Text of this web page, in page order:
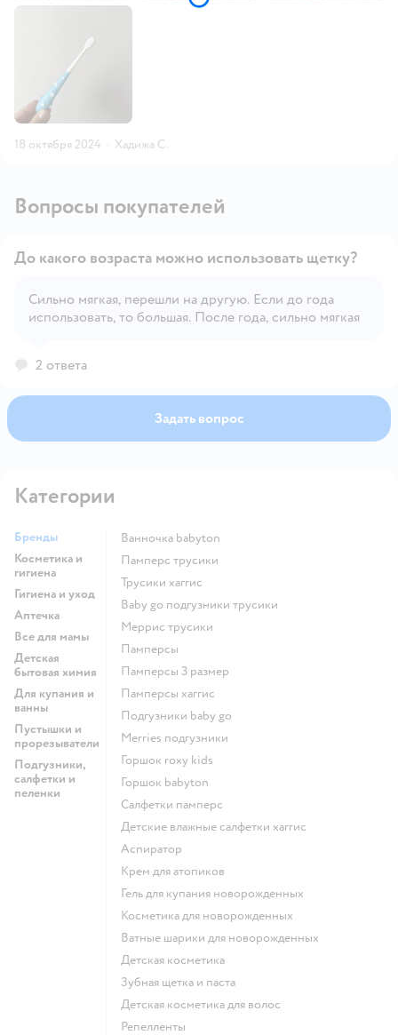
18 октября 2024 · Хадижа С.
Вопросы покупателей
Открыть вопрос
До какого возраста можно использовать щетку?
Сильно мягкая, перешли на другую. Если до года
использовать, то большая. После года, сильно мягкая
2 ответа
Задать вопрос
Категории
Бренды
Косметика и
гигиена
Гигиена и уход
Аптечка
Все для мамы
Детская
бытовая химия
Для купания и
ванны
Пустышки и
прорезыватели
Подгузники,
салфетки и
пеленки
ванночка babyton
памперс трусики
трусики хаггис
baby go подгузники трусики
меррис трусики
памперсы
памперсы 3 размер
памперсы хаггис
подгузники baby go
merries подгузники
горшок roxy kids
горшок babyton
салфетки памперс
детские влажные салфетки хаггис
аспиратор
крем для атопиков
гель для купания новорожденных
косметика для новорожденных
ватные шарики для новорожденных
детская косметика
зубная щетка и паста
детская косметика для волос
репелленты